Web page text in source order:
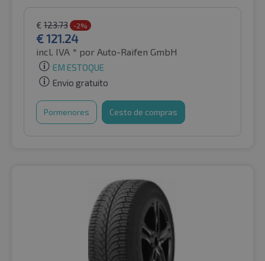
€ 123.73 -2%
€121.24
incl. IVA * por Auto-Raifen GmbH
EM ESTOQUE
Envio gratuito
Pormenores Cesto de compras